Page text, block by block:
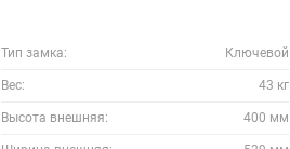
Тип замка: Ключевой
Вес: 43 кг
Высота внешняя: 400 мм